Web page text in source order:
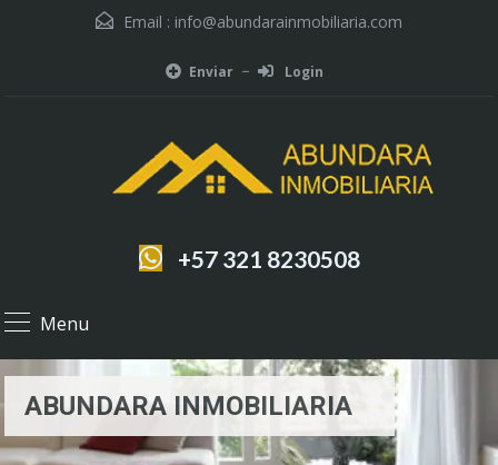
Email : info@abundarainmobiliaria.com
Enviar Login
+57 321 8230508
Menu
ABUNDARA INMOBILIARIA